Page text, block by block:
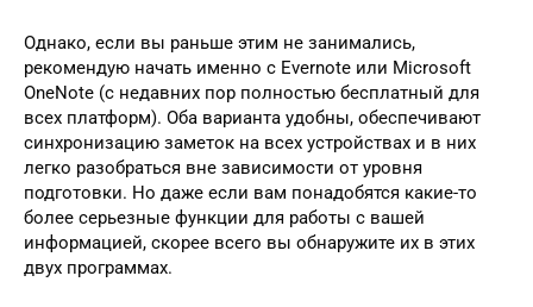
Однако, если вы раньше этим не занимались,
рекомендую начать именно с Evernote или Microsoft
OneNote (с недавних пор полностью бесплатный для
всех платформ). Оба варианта удобны, обеспечивают
синхронизацию заметок на всех устройствах и в них
легко разобраться вне зависимости от уровня
подготовки. Но даже если вам понадобятся какие-то
более серьезные функции для работы с вашей
информацией, скорее всего вы обнаружите их в этих
двух программах.